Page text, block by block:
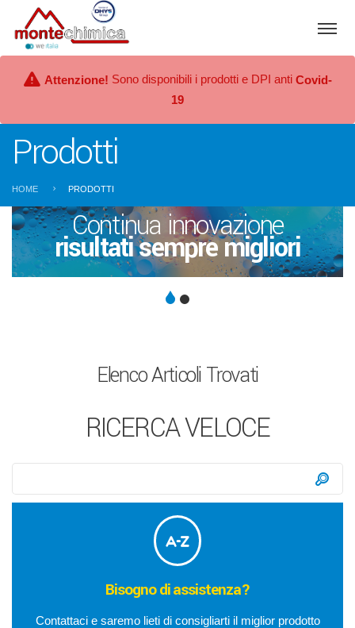
Attenzione! Sono disponibili i prodotti e DPI anti Covid-
19
Prodotti
HOME PRODOTTI
Continua innovazione
risultati sempre migliori
Elenco Articoli Trovati
RICERCA VELOCE
Bisogno di assistenza?
Contattaci e saremo lieti di consigliarti il miglior prodotto